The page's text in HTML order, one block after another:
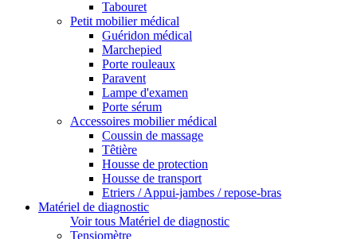
Tabouret
Petit mobilier médical
Guéridon médical
Marchepied
Porte rouleaux
Paravent
Lampe d'examen
Porte sérum
Accessoires mobilier médical
Coussin de massage
Têtière
Housse de protection
Housse de transport
Etriers / Appui-jambes / repose-bras
Matériel de diagnostic
Voir tous Matériel de diagnostic
Tensiomètre